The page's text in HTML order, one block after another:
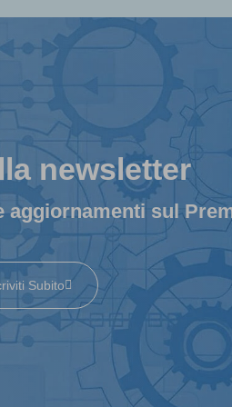
newsletter
aggiornamenti sul
Subito